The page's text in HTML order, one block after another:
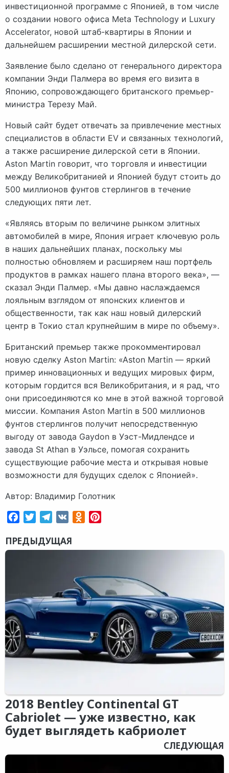
инвестиционной программе с Японией, в том числе
о создании нового офиса Meta Technology и Luxury
Accelerator, новой штаб-квартиры в Японии и
дальнейшем расширении местной дилерской сети.
Заявление было сделано от генерального директора
компании Энди Палмера во время его визита в
Японию, сопровождающего британского премьер-
министра Терезу Май.
Новый сайт будет отвечать за привлечение местных
специалистов в области EV и связанных технологий,
а также расширение дилерской сети в Японии.
Aston Martin говорит, что торговля и инвестиции
между Великобританией и Японией будут стоить до
500 миллионов фунтов стерлингов в течение
следующих пяти лет.
«Являясь вторым по величине рынком элитных
автомобилей в мире, Япония играет ключевую роль
в наших дальнейших планах, поскольку мы
полностью обновляем и расширяем наш портфель
продуктов в рамках нашего плана второго века», —
сказал Энди Палмер. «Мы давно наслаждаемся
лояльным взглядом от японских клиентов и
общественности, так как наш новый дилерский
центр в Токио стал крупнейшим в мире по объему».
Британский премьер также прокомментировал
новую сделку Aston Martin: «Aston Martin — яркий
пример инновационных и ведущих мировых фирм,
которым гордится вся Великобритания, и я рад, что
они присоединяются ко мне в этой важной торговой
миссии. Компания Aston Martin в 500 миллионов
фунтов стерлингов получит непосредственную
выгоду от завода Gaydon в Уэст-Мидлендсе и
завода St Athan в Уэльсе, помогая сохранить
существующие рабочие места и открывая новые
возможности для будущих сделок с Японией».
Автор: Владимир Голотник
FacebookTwitterTelegram
VK Odnoklassniki
ПРЕДЫДУЩАЯ
2018 Bentley Continental GT
Cabriolet — уже известно, как
будет выглядеть кабриолет
СЛЕДУЮЩАЯ